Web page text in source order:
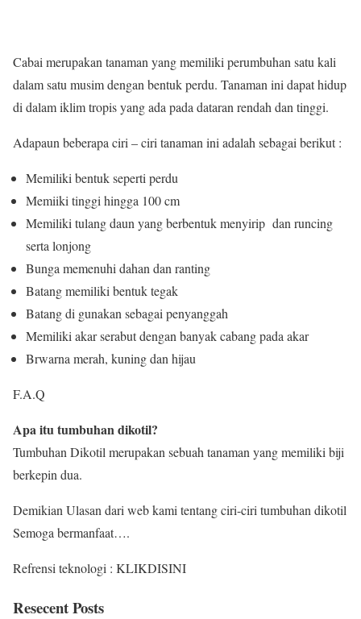
Cabai merupakan tanaman yang memiliki perumbuhan satu kali
dalam satu musim dengan bentuk perdu. Tanaman ini dapat hidup
di dalam iklim tropis yang ada pada dataran rendah dan tinggi.
Adapaun beberapa ciri – ciri tanaman ini adalah sebagai berikut :
Memiliki bentuk seperti perdu
Memiiki tinggi hingga 100 cm
Memiliki tulang daun yang berbentuk menyirip dan runcing
serta lonjong
Bunga memenuhi dahan dan ranting
Batang memiliki bentuk tegak
Batang di gunakan sebagai penyanggah
Memiliki akar serabut dengan banyak cabang pada akar
Brwarna merah, kuning dan hijau
F.A.Q
Apa itu tumbuhan dikotil?
Tumbuhan Dikotil merupakan sebuah tanaman yang memiliki biji
berkepin dua.
Demikian Ulasan dari web kami tentang ciri-ciri tumbuhan dikotil
Semoga bermanfaat….
Refrensi teknologi : KLIKDISINI
Resecent Posts